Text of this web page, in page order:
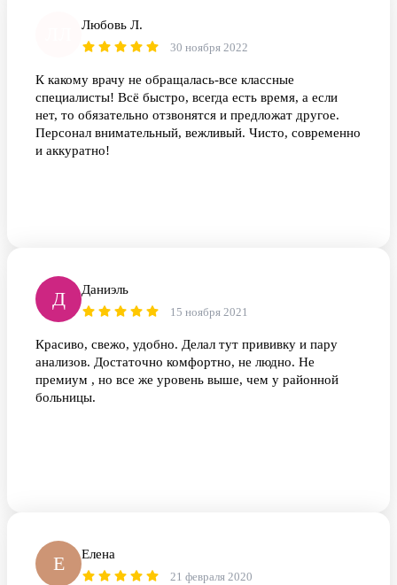
Любовь Л.
30 ноября 2022
К какому врачу не обращалась-все классные
специалисты! Всё быстро, всегда есть время, а если
нет, то обязательно отзвонятся и предложат другое.
Персонал внимательный, вежливый. Чисто, современно
и аккуратно!
Д Даниэль
15 ноября 2021
Красиво, свежо, удобно. Делал тут прививку и пару
анализов. Достаточно комфортно, не людно. Не
премиум , но все же уровень выше, чем у районной
больницы.
Е Елена
21 февраля 2020